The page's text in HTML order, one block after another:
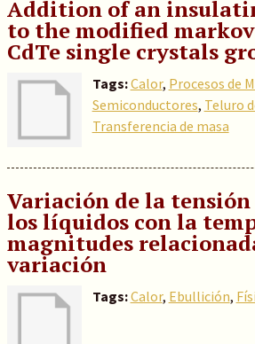
Addition of an
to the modified
CdTe single crystals
Tags:Calor, Procesos de
Semiconductores, Teluro
Transferencia de masa
Variación de la tensión
los líquidos con la
magnitudes
variación
Tags:Calor, Ebullición,